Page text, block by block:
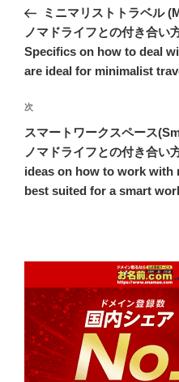
ナ
ビ
ゲ
シ
ョ
ン
の
投
稿
ミニマリストトラベル
ノマドライフとの付き合い
Specifics on how to deal
are ideal for minimalist
次
の
投
稿
次
スマートワークスペース
ノマドライフとの付き合い
ideas on how to work with
best suited for a smart